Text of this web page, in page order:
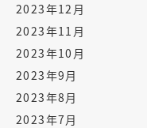
2023年12月
2023年11月
2023年10月
2023年9月
2023年8月
2023年7月